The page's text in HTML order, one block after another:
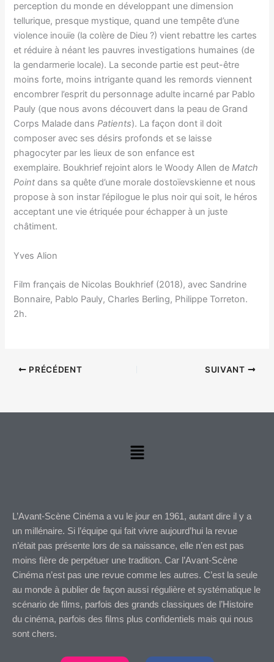
perception du monde en développant une dimension
tellurique, presque mystique, quand une tempête d’une
violence inouïe (la colère de Dieu ?) vient rebattre les cartes
et réduire à néant les pauvres investigations humaines (de
la gendarmerie locale). La seconde partie est peut-être
moins forte, moins intrigante quand les remords viennent
encombrer l’esprit du personnage adulte incarné par Pablo
Pauly (que nous avons découvert dans la peau de Grand
Corps Malade dansPatients). La façon dont il doit
composer avec ses désirs profonds et se laisse
phagocyter par les lieux de son enfance est
exemplaire. Boukhrief rejoint alors le Woody Allen deMatch
Point dans sa quête d’une morale dostoïevskienne et nous
propose à son instar l’épilogue le plus noir qui soit, le héros
acceptant une vie étriquée pour échapper à un juste
châtiment.
Yves Alion
Film français de Nicolas Boukhrief (2018), avec Sandrine
Bonnaire, Pablo Pauly, Charles Berling, Philippe Torreton.
2h.
PRÉCÉDENT SUIVANT
Menu
L’Avant-Scène Cinéma a vu le jour en 1961, autant dire il y a
un millénaire. Si l’équipe qui fait vivre aujourd’hui la revue
n’était pas présente lors de sa naissance, elle n’en est pas
moins fière de perpétuer une tradition. Car l’Avant-Scène
Cinéma n’est pas une revue comme les autres. C’est la seule
au monde à publier de façon aussi régulière et systématique le
scénario de films, parfois des grands classiques de l’Histoire
du cinéma, parfois des films plus confidentiels mais qui nous
sont chers.